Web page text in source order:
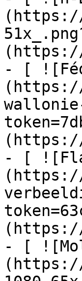
(https://
- [
- [
(https://
- [